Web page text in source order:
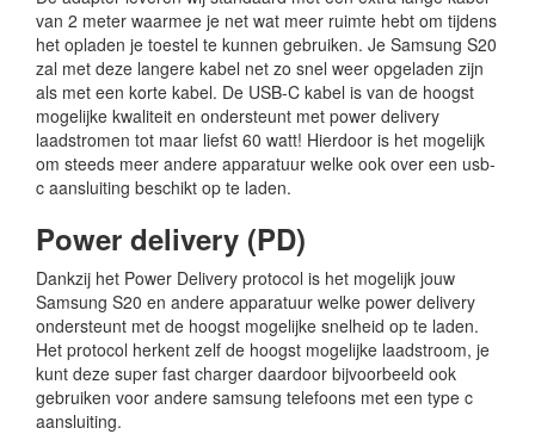
van 2 meter waarmee je net wat meer ruimte hebt om tijdens
het opladen je toestel te kunnen gebruiken. Je Samsung S20
zal met deze langere kabel net zo snel weer opgeladen zijn
als met een korte kabel. De USB-C kabel is van de hoogst
mogelijke kwaliteit en ondersteunt met power delivery
laadstromen tot maar liefst 60 watt! Hierdoor is het mogelijk
om steeds meer andere apparatuur welke ook over een usb-
c aansluiting beschikt op te laden.
Power delivery (PD)
Dankzij het Power Delivery protocol is het mogelijk jouw
Samsung S20 en andere apparatuur welke power delivery
ondersteunt met de hoogst mogelijke snelheid op te laden.
Het protocol herkent zelf de hoogst mogelijke laadstroom, je
kunt deze super fast charger daardoor bijvoorbeeld ook
gebruiken voor andere samsung telefoons met een type c
aansluiting.